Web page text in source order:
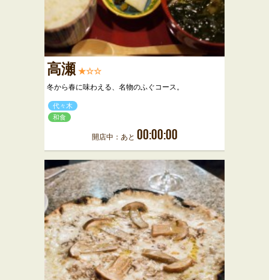
高瀬 ★☆☆
冬から春に味わえる、名物のふぐコース。
代々木
和食
開店中：あと 00:00:00